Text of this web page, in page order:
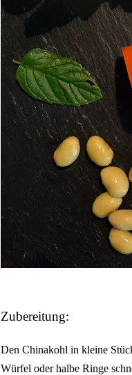
Zubereitung:
Den Chinakohl in kleine
Würfel oder halbe Ringe